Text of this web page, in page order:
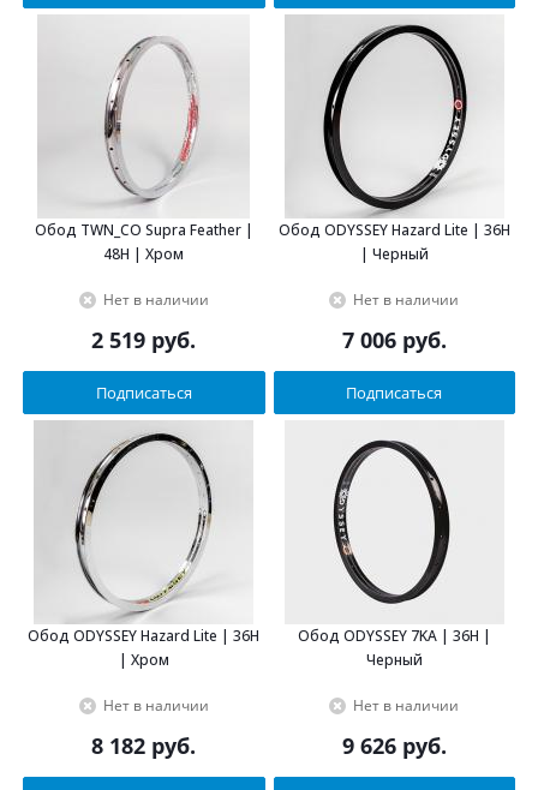
Обод TWN_CO Supra Feather |
48H | Хром
Нет в наличии
2 519 руб.
Подписаться
Обод ODYSSEY Hazard Lite | 36H
| Черный
Нет в наличии
7 006руб.
Подписаться
Обод ODYSSEY Hazard Lite | 36H
| Хром
Нет в наличии
8 182 руб.
Обод ODYSSEY 7KA | 36H |
Черный
Нет в наличии
9 626руб.